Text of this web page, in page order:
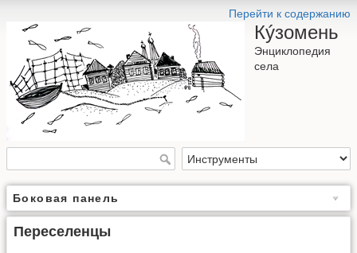
Перейти к содержанию
Кýзомень
Энциклопедия
села
Боковая панель
Переселенцы